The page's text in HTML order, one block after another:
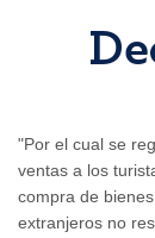
"Por el cual se
ventas a los
compra de
extranjeros no